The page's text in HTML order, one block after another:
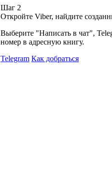
Шаг 2
Откройте Viber, найдите
Выберите "Написать в чат",
номер в адресную книгу.
Telegram Как добраться